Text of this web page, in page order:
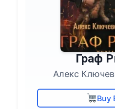
Граф
Алекс
Buy